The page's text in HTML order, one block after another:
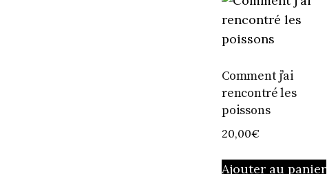
Comment j’ai
rencontré les
poissons
20,00€
Ajouter au panier